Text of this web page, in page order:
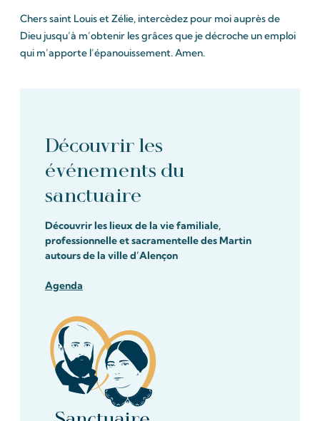
Chers saint Louis et Zélie, intercèdez pour moi auprès de
Dieu jusqu’à m’obtenir les grâces que je décroche un emploi
qui m’apporte l’épanouissement. Amen.
Découvrir les
événements du
sanctuaire
Découvrir les lieux de la vie familiale,
professionnelle et sacramentelle des Martin
autours de la ville d’Alençon
Agenda